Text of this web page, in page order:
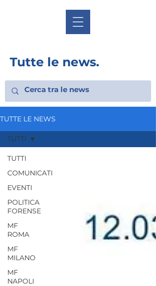
Tutte le news.
TUTTE LE NEWS
TUTTI
COMUNICATI
EVENTI
POLITICA
FORENSE
MF
ROMA
MF
MILANO
MF
NAPOLI
TUTTI